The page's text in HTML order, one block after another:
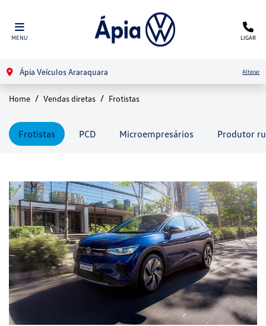
MENU LIGAR
Ápia Veículos Araraquara Alterar
Home Vendas diretas Frotistas
PCD Microempresários Produtor
Frotistas